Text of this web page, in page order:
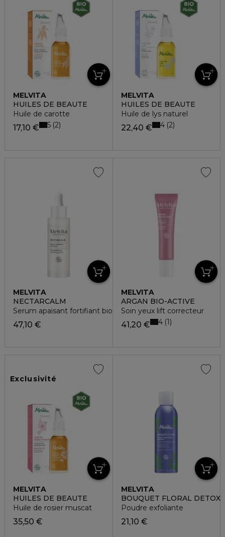
MELVITA
HUILES DE BEAUTE
Huile de carotte
17,10 € 5 2
MELVITA
HUILES DE BEAUTE
Huile de lys naturel
22,40 € 4 2
MELVITA
NECTARCALM
Serum apaisant fortifiant bio
47,10 €
MELVITA
ARGAN BIO-ACTIVE
Soin yeux lift correcteur
41,20 € 4 1
Exclusivité
MELVITA
HUILES DE BEAUTE
Huile de rosier muscat
35,50 €
MELVITA
BOUQUET FLORAL DETOX
Poudre exfoliante
21,10 €